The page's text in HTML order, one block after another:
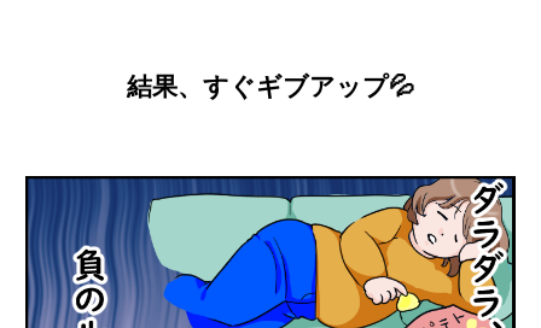
結果、すぐギブアップ💦